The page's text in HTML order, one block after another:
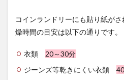
コインランドリーにも貼り紙が
燥時間の目安は以下の通りです。
衣類 20～30分
ジーンズ等乾きにくい衣類